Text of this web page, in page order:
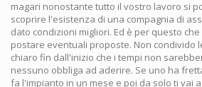
magari nonostante tutto il vostro lavoro si
scoprire l'esistenza di una compagnia di
dato condizioni migliori. Ed è per questo
postare eventuali proposte. Non condivido
chiaro fin dall'inizio che i tempi non
nessuno obbliga ad aderire. Se uno ha
fa l'impianto in un mese e poi da solo ti vai